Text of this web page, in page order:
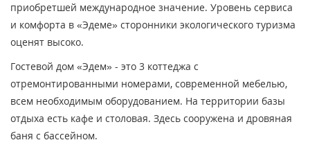
приобретшей международное значение. Уровень сервиса
и комфорта в «Эдеме» сторонники экологического туризма
оценят высоко.
Гостевой дом «Эдем» - это 3 коттеджа с
отремонтированными номерами, современной мебелью,
всем необходимым оборудованием. На территории базы
отдыха есть кафе и столовая. Здесь сооружена и дровяная
баня с бассейном.